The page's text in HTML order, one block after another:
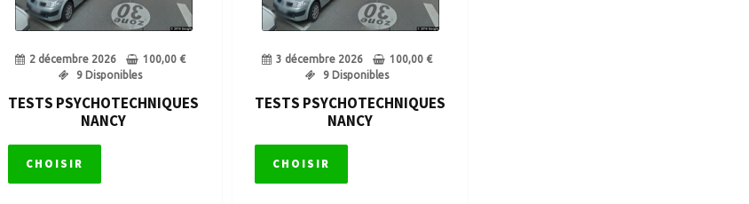
2 décembre 2026 100,00 €
9 Disponibles
TESTS PSYCHOTECHNIQUES
NANCY
CHOISIR
3 décembre 2026 100,00 €
9 Disponibles
TESTS PSYCHOTECHNIQUES
NANCY
CHOISIR